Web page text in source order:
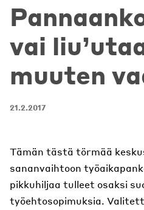
vai
muuten
21.2.2017
Tämän tästä törmää
sananvaihtoon
pikkuhiljaa tulleet osaksi
työehtosopimuksia.